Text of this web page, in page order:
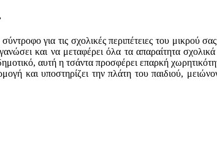
για τις σχολικές περιπέτειες του
και να μεταφέρει όλα τα απαραίτητα
αυτή η τσάντα προσφέρει επαρκή
και υποστηρίζει την πλάτη του παιδιού,